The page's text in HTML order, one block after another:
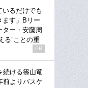
いるだけでも
ます」Bリー
ター・安藤周
る”ことの重
PR
続ける篠山竜
前よりバスケ